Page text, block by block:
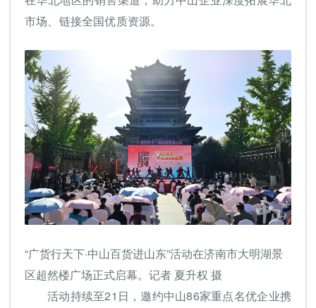
市场、链接全国优质资源。
“广货行天下·中山百货进山东”活动在济南市大明湖景
区超然楼广场正式启幕。记者 夏升权 摄
活动持续至21日，邀约中山86家重点名优企业携